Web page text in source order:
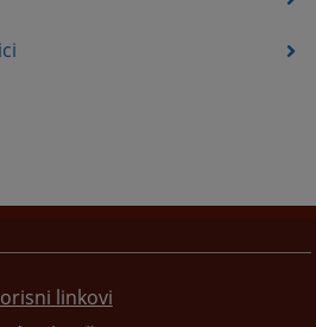
linkovi